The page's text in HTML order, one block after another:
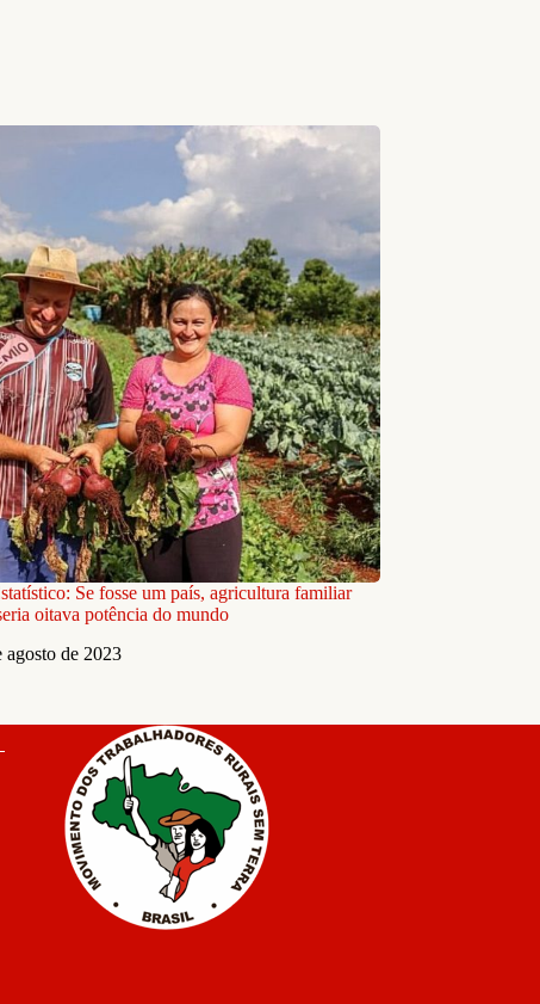
Se fosse um país, agricultura familiar
oitava potência do mundo
agosto de 2023